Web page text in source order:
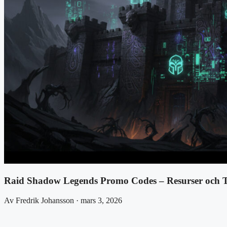
Raid Shadow Legends Promo Codes – Resurser och
Av Fredrik Johansson · mars 3, 2026